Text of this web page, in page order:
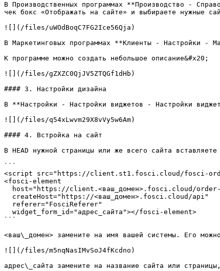
В Производственных программах **Производство -
чек бокс «Отображать на сайте» и выбираете нужные
![](/files/uWOdBoqC7FG2Ice56Qja)
В Маркетинговых программах **Клиенты - Настройки -
К программе можно создать небольшое описание&#x20;
![](/files/gZXZC0QjJV5ZTQGf1dHb)
#### 3. Настройки дизайна
В **Настройки - Настройки виджетов - Настройки
![](/files/q54xLwvm29X8vVy5w6Am)
#### 4. Встройка на сайт
В HEAD нужной страницы или же всего сайта
```
<script src="https://client.st1.fosci.cloud/fosci-
<fosci-element
```
<ваш\_домен> замените на имя вашей системы. Его
![](/files/m5nqNasIMvSoJ4fKcdno)
адрес\_сайта замените на название сайта или